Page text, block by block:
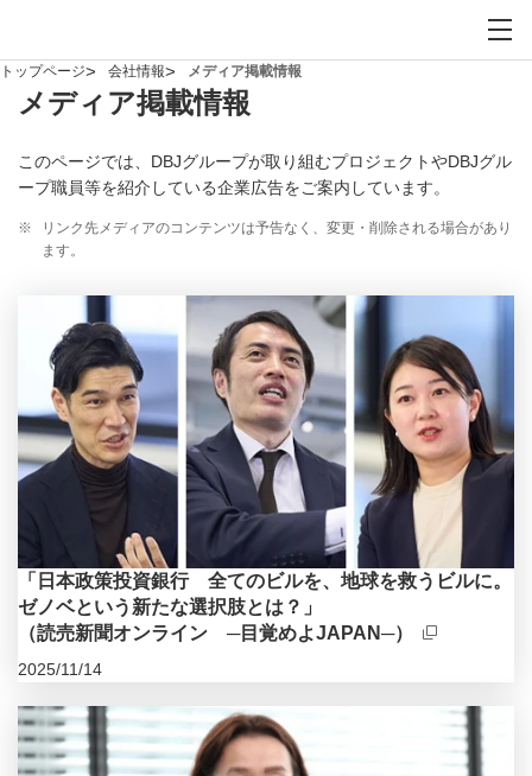
トップページ 会社情報 メディア掲載情報
メディア掲載情報
このページでは、DBJグループが取り組むプロジェクトやDBJグル
ープ職員等を紹介している企業広告をご案内しています。
※
リンク先メディアのコンテンツは予告なく、変更・削除される場合があり
ます。
「日本政策投資銀行 全てのビルを、地球を救うビルに。
ゼノベという新たな選択肢とは？」
（読売新聞オンライン ─目覚めよJAPAN─）
2025/11/14